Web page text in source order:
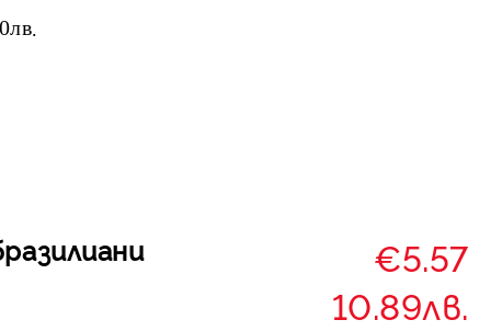
.Безплатна доставка със
€5.57
10.89лв.